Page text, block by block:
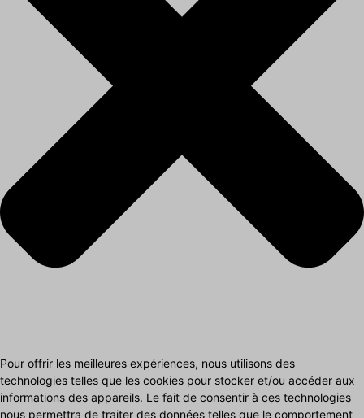
Pour offrir les meilleures expériences, nous utilisons des
technologies telles que les cookies pour stocker et/ou accéder aux
informations des appareils. Le fait de consentir à ces technologies
nous permettra de traiter des données telles que le comportement